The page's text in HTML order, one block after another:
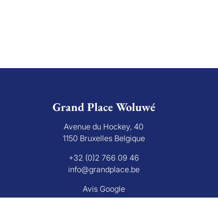
Grand Place Woluwé
Avenue du Hockey, 40
1150 Bruxelles Belgique
+32 (0)2 766 09 46
info@grandplace.be
Avis Google